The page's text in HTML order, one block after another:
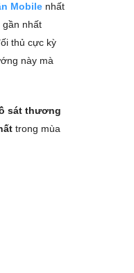
Mobile nhất
gần nhất
thủ cực kỳ
này mà
sát thương
trong mùa